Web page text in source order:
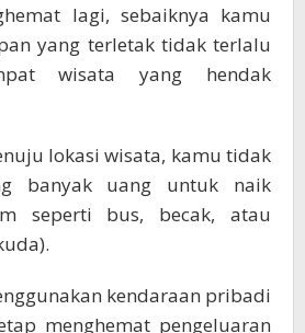
lagi, sebaiknya kamu
yang terletak tidak terlalu
wisata yang hendak
lokasi wisata, kamu tidak
banyak uang untuk naik
seperti bus, becak, atau
kendaraan pribadi
menghemat pengeluaran